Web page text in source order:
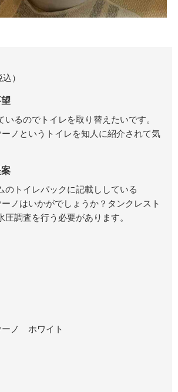
込）
いるのでトイレを取り替えたいです。
ノというトイレを知人に紹介されて気
のトイレパックに記載ししている
ノはいかがでしょうか？ タンクレスト
圧調査を行う必要があります。
ノ ホワイト